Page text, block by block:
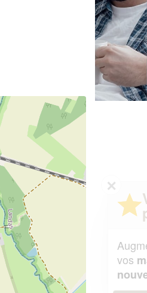
êtes un
?
votrechiffre d'affaireset
tout en gagnant de
clients!